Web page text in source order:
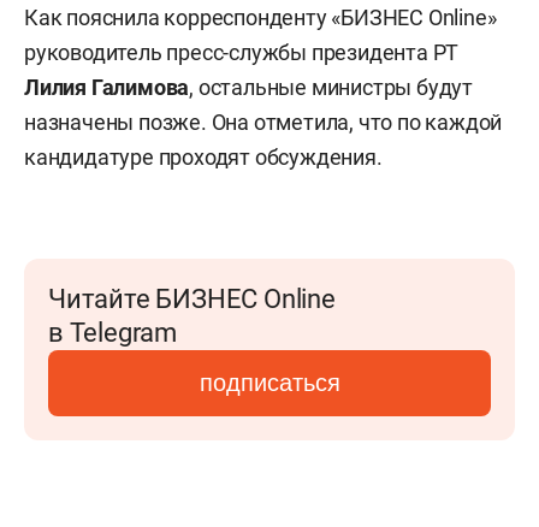
Как пояснила корреспонденту «БИЗНЕС Online»
руководитель пресс-службы президента РТ
Лилия Галимова, остальные министры будут
назначены позже. Она отметила, что по каждой
кандидатуре проходят обсуждения.
Читайте БИЗНЕС Online
в Telegram
подписаться